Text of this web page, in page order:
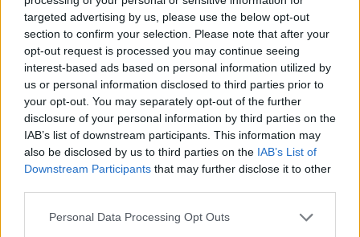
targeted advertising by us, please use the below opt-out
section to confirm your selection. Please note that after your
opt-out request is processed you may continue seeing
interest-based ads based on personal information utilized by
us or personal information disclosed to third parties prior to
your opt-out. You may separately opt-out of the further
disclosure of your personal information by third parties on the
IAB’s list of downstream participants. This information may
also be disclosed by us to third parties on the IAB’s List of
Downstream Participants that may further disclose it to other
Personal Data Processing Opt Outs
ολικής αλέσεως και τα ζυμαρικά, το
ψωμί ολικής αλέσεως, τις γλυκοπατάτες
καθώς και τη βρώμη».
Hey blondie! Έχουμε τα σαμπουάν που
απομακρύνουν το κιτρίνισμα από τα μαλλιά
σου
Η ειδικός προσθέτει:
«Τα δομικά στοιχεία για